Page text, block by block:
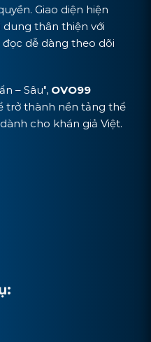
Giao diện hiện
dung thân thiện với
dễ dàng theo dõi
– Sâu", OVO99
trở thành nền tảng thể
cho khán giả Việt.